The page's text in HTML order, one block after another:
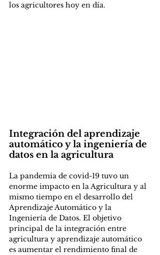
los agricultores hoy en día.
Integración del aprendizaje
automático y la ingeniería de
datos en la agricultura
La pandemia de covid-19 tuvo un
enorme impacto en la Agricultura y al
mismo tiempo en el desarrollo del
Aprendizaje Automático y la
Ingeniería de Datos. El objetivo
principal de la integración entre
agricultura y aprendizaje automático
es aumentar el rendimiento final de